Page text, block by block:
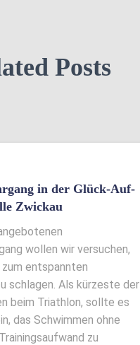
Posts
in der Glück-Auf-
Zwickau
wollen wir versuchen,
entspannten
schlagen. Als kürzeste der
beim Triathlon, sollte es
das Schwimmen ohne
zu